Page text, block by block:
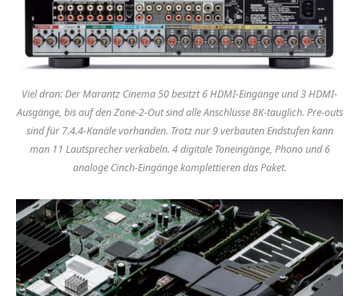
Viel dran: Der Marantz Cinema 50 besitzt 6 HDMI-Eingänge und 3 HDMI-
Ausgänge, bis auf den Zone-2-Out sind alle Anschlüsse 8K-tauglich. Pre-outs
sind für 7.4.4-Kanäle vorhanden. Trotz nur 9 verbauten Endstufen kann
man 11 Lautsprecher verkabeln. 4 digitale Toneingänge, Phono und 6
analoge Cinch-Eingänge komplettieren das Paket.